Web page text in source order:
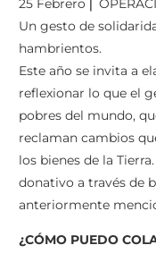
25 Febrero ⎢
Un gesto de
hambrientos.
Este año se invita a
reflexionar lo que el
pobres del mundo,
reclaman cambios
los bienes de la
donativo a través de
anteriormente
¿CÓMO PUEDO